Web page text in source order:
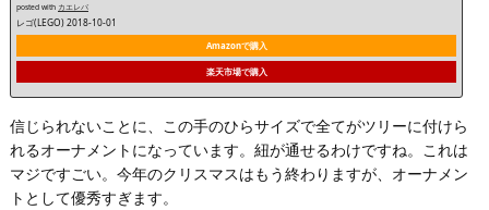
posted with カエレバ
レゴ(LEGO) 2018-10-01
Amazonで購入
楽天市場で購入
信じられないことに、この手のひらサイズで全てがツリーに付けら
れるオーナメントになっています。紐が通せるわけですね。これは
マジですごい。今年のクリスマスはもう終わりますが、オーナメン
トとして優秀すぎます。